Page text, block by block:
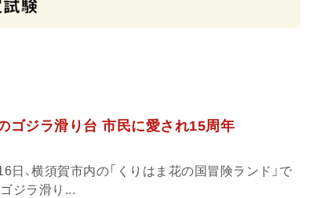
ゴジラ滑り台 市民に愛され15周年
、横須賀市内の「くりはま花の国冒険ランド」で
ジラ滑り...